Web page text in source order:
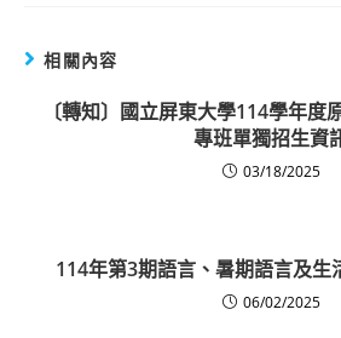
相關內容
〔轉知〕國立屏東大學114學年度
專班單獨招生資
03/18/2025
114年第3期語言、暑期語言及生
06/02/2025